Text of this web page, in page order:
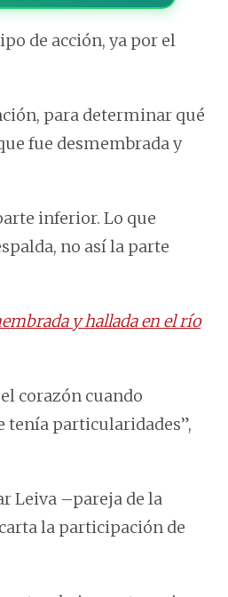
de acción, ya por el
para determinar qué
fue desmembrada y
inferior. Lo que
no así la parte
y hallada en el río
corazón cuando
tenía particularidades”,
Leiva –pareja de la
la participación de